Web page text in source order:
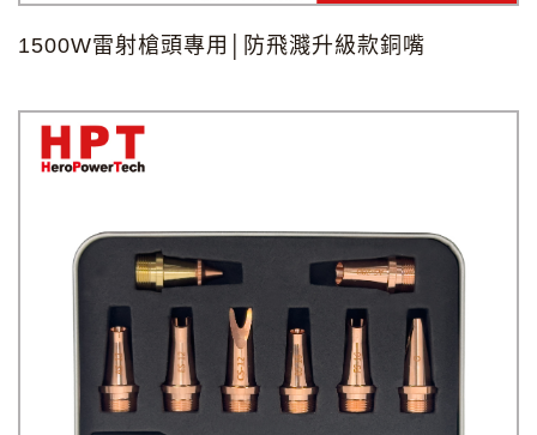
1500W雷射槍頭專用│防飛濺升級款銅嘴